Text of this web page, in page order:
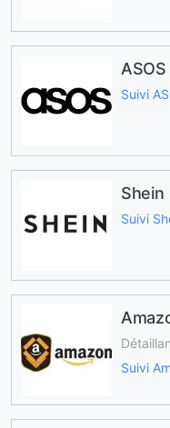
ASOS
Suivi
Shein
Suivi
Suivi